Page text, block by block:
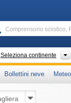
Seleziona continente
Bollettini neve Meteo